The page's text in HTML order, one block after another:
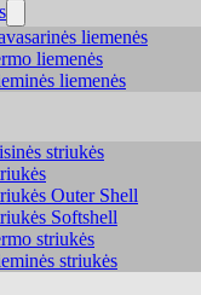
liemenės
liemenės
liemenės
striukės
Outer Shell
Softshell
striukės
striukės